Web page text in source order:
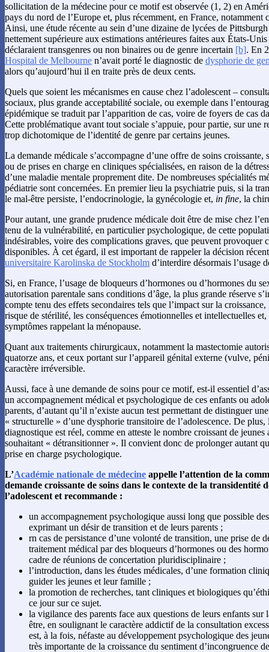
sollicitation de la médecine pour ce motif est observée (1, 2) en
pays du nord de l’Europe et, plus récemment, en France, notamment
Ainsi, une étude récente au sein d’une dizaine de lycées de
nettement supérieure aux estimations antérieures faites aux États-
déclaraient transgenres ou non binaires ou de genre incertain [b]. En
Hospital de Melbourne n’avait porté le diagnostic de dysphorie de
alors qu’aujourd’hui il en traite près de deux cents.
Quels que soient les mécanismes en cause chez l’adolescent –
sociaux, plus grande acceptabilité sociale, ou exemple dans
épidémique se traduit par l’apparition de cas, voire de foyers de cas
Cette problématique avant tout sociale s’appuie, pour partie, sur une
trop dichotomique de l’identité de genre par certains jeunes.
La demande médicale s’accompagne d’une offre de soins croissante,
ou de prises en charge en cliniques spécialisées, en raison de la
d’une maladie mentale proprement dite. De nombreuses spécialités
pédiatrie sont concernées. En premier lieu la psychiatrie puis, si la
le mal-être persiste, l’endocrinologie, la gynécologie et, in fine, la
Pour autant, une grande prudence médicale doit être de mise chez
tenu de la vulnérabilité, en particulier psychologique, de cette
indésirables, voire des complications graves, que peuvent provoquer
disponibles. À cet égard, il est important de rappeler la décision
universitaire Karolinska de Stockholm d’interdire désormais l’usage
Si, en France, l’usage de bloqueurs d’hormones ou d’hormones du
autorisation parentale sans conditions d’âge, la plus grande réserve
compte tenu des effets secondaires tels que l’impact sur la
risque de stérilité, les conséquences émotionnelles et intellectuelles
symptômes rappelant la ménopause.
Quant aux traitements chirurgicaux, notamment la mastectomie
quatorze ans, et ceux portant sur l’appareil génital externe (vulve,
caractère irréversible.
Aussi, face à une demande de soins pour ce motif, est-il essentiel
un accompagnement médical et psychologique de ces enfants ou
parents, d’autant qu’il n’existe aucun test permettant de distinguer
« structurelle » d’une dysphorie transitoire de l’adolescence. De
diagnostique est réel, comme en atteste le nombre croissant de jeunes
souhaitant « détransitionner ». Il convient donc de prolonger autant
prise en charge psychologique.
L’Académie nationale de médecine appelle l’attention de la
demande croissante de soins dans le contexte de la transidentité
l’adolescent et recommande :
un accompagnement psychologique aussi long que possible
exprimant un désir de transition et de leurs parents ;
rn cas de persistance d’une volonté de transition, une prise de
traitement médical par des bloqueurs d’hormones ou des
cadre de réunions de concertation pluridisciplinaire ;
l’introduction, dans les études médicales, d’une formation
guider les jeunes et leur famille ;
la promotion de recherches, tant cliniques et biologiques
ce jour sur ce sujet.
la vigilance des parents face aux questions de leurs enfants
être, en soulignant le caractère addictif de la consultation
est, à la fois, néfaste au développement psychologique des
très importante de la croissance du sentiment d’incongruence